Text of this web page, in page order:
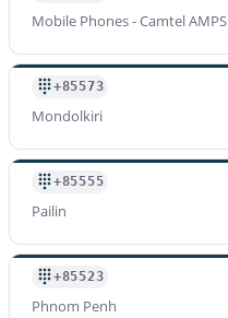
Mobile Phones - Camtel AMPS
+85573
Mondolkiri
+85555
Pailin
+85523
Phnom Penh